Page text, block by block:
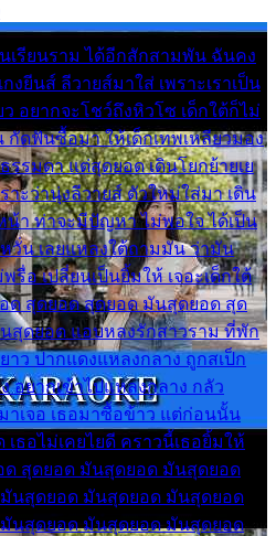
เรียนราม ได้อีกสักสามพัน ฉันคง
งยีนส์ ลีวายส์มาใส่ เพราะเราเป็น
ว อยากจะโชว์ถึงหิวโซ เด็กใต้ก็ไม่
ดฟันซื้อมา ให้เด็กเทพเหลียวมอง
รรมดา แต่สุดยอด เดินโยกย้ายเย
าะว่านุ่งลีวายส์ ตัวใหม่ใส่มา เดิน
น้า ท่าจะมีปัญหา ไม่พอใจ ได้เป็น
วั่น เลยแหลงใต้ถามมัน ว่ามัน
อ เปลี่ยนเป็นยิ้มให้ เจอะเด็กใต้
ด สุดยอด สุดยอด มันสุดยอด สุด
สุดยอด แอบหลงรักสาวราม ที่พัก
าว ปากแดงแหลงกลาง ถูกสเป็ก
อยากเข้าไปแหลงกลาง กลัว
าเจอ เธอมาซื้อข้าว แต่ก่อนนั้น
เธอไม่เคยไยดี คราวนี้เธอยิ้มให้
ด สุดยอด มันสุดยอด มันสุดยอด
นสุดยอด มันสุดยอด มันสุดยอด
นสุดยอด มันสุดยอด มันสุดยอด